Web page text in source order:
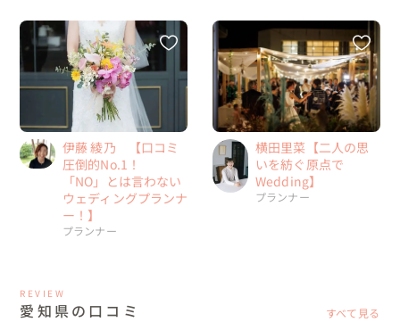
伊藤 綾乃 【口コミ
圧倒的No.1！
「NO」とは言わない
ウェディングプランナ
ー！】
プランナー
横田里菜【二人の思
いを紡ぐ原点で
Wedding】
プランナー
REVIEW
愛知県の口コミ すべて見る